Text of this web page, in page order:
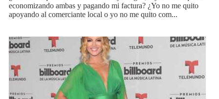
economizando ambas y pagando mi factura? ¿Yo no me quito
apoyando al comerciante local o yo no me quito com...